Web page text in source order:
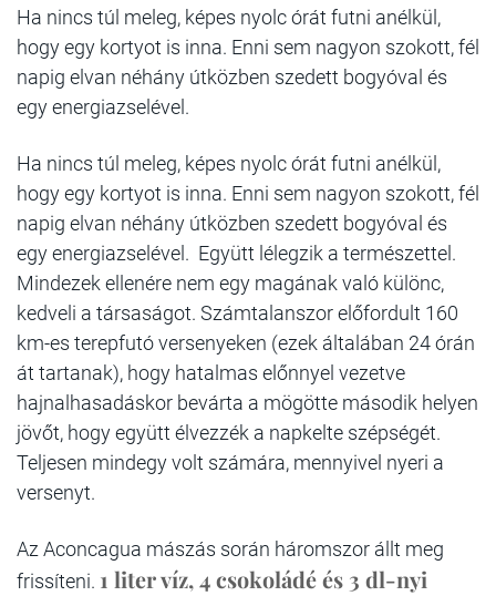
Ha nincs túl meleg, képes nyolc órát futni anélkül,
hogy egy kortyot is inna. Enni sem nagyon szokott, fél
napig elvan néhány útközben szedett bogyóval és
egy energiazselével.
Ha nincs túl meleg, képes nyolc órát futni anélkül,
hogy egy kortyot is inna. Enni sem nagyon szokott, fél
napig elvan néhány útközben szedett bogyóval és
egy energiazselével. Együtt lélegzik a természettel.
Mindezek ellenére nem egy magának való különc,
kedveli a társaságot. Számtalanszor előfordult 160
km-es terepfutó versenyeken (ezek általában 24 órán
át tartanak), hogy hatalmas előnnyel vezetve
hajnalhasadáskor bevárta a mögötte második helyen
jövőt, hogy együtt élvezzék a napkelte szépségét.
Teljesen mindegy volt számára, mennyivel nyeri a
versenyt.
Az Aconcagua mászás során háromszor állt meg
frissíteni. 1 liter víz, 4 csokoládé és 3 dl-nyi